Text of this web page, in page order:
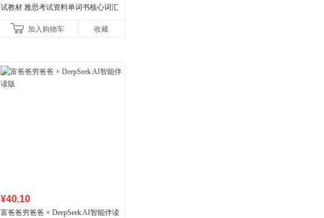
试教材 雅思考试资料单词书核心词汇
加入购物车
收藏
¥40.10
富爸爸穷爸爸 × DeepSeek AI智能伴读